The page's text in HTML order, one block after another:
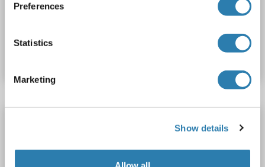
Preferences
Statistics
Marketing
Show details